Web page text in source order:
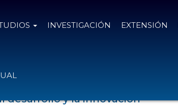
INVESTIGACIÓN EXTENSIÓN
desarrollo y la innovación